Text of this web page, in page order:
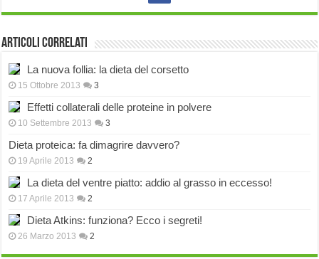
Articoli correlati
La nuova follia: la dieta del corsetto
15 Ottobre 2013 3
Effetti collaterali delle proteine in polvere
10 Settembre 2013 3
Dieta proteica: fa dimagrire davvero?
19 Aprile 2013 2
La dieta del ventre piatto: addio al grasso in eccesso!
17 Aprile 2013 2
Dieta Atkins: funziona? Ecco i segreti!
26 Marzo 2013 2